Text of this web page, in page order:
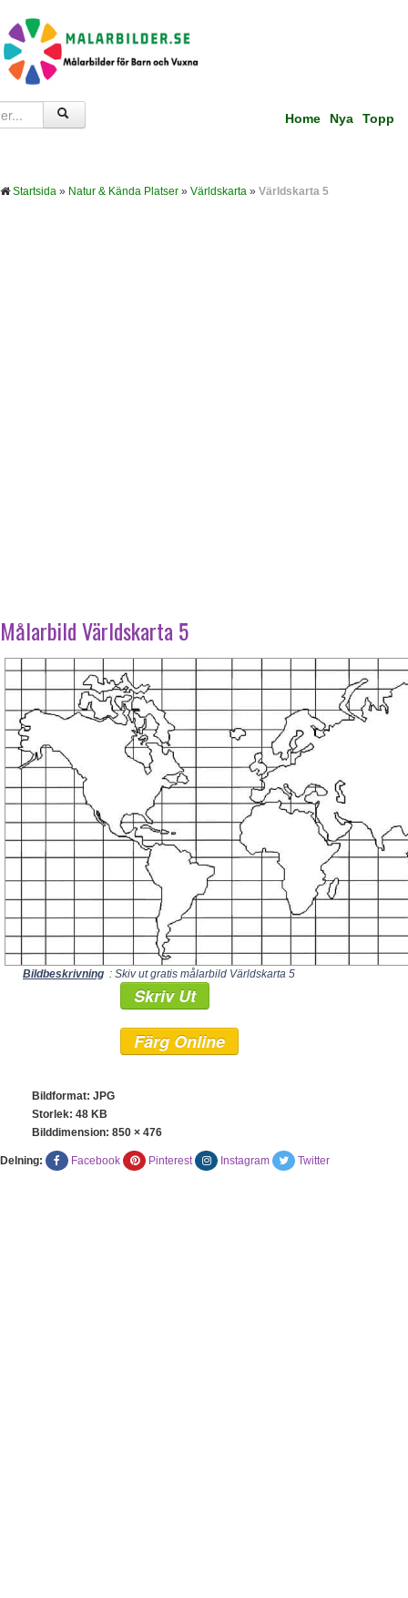
Home Nya Topp
Startsida » Natur & Kända Platser » Världskarta » Världskarta 5
Målarbild Världskarta 5
Bildbeskrivning : Skiv ut gratis målarbild Världskarta 5
Skriv Ut
Färg Online
Bildformat: JPG
Storlek: 48 KB
Bilddimension: 850 × 476
Delning: Facebook Pinterest Instagram Twitter